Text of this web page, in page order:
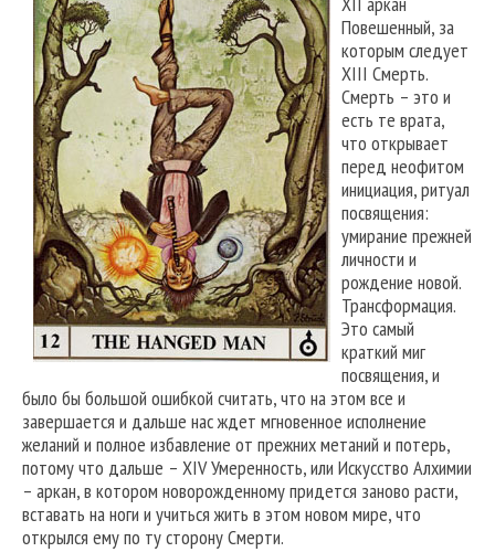
Повешенный, за
которым следует
XIII Смерть.
Смерть – это и
есть те врата,
что открывает
перед неофитом
инициация, ритуал
посвящения:
умирание прежней
личности и
рождение новой.
Трансформация.
Это самый
краткий миг
посвящения, и
было бы большой ошибкой считать, что на этом все и
завершается и дальше нас ждет мгновенное исполнение
желаний и полное избавление от прежних метаний и потерь,
потому что дальше – XIV Умеренность, или Искусство Алхимии
– аркан, в котором новорожденному придется заново расти,
вставать на ноги и учиться жить в этом новом мире, что
открылся ему по ту сторону Смерти.